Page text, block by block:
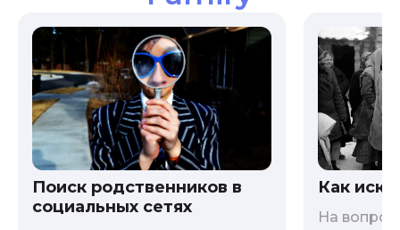
Поиск родственников в
социальных сетях
Как
На вопрос